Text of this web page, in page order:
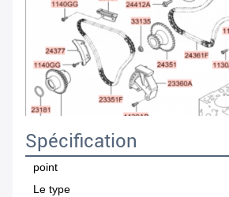
Spécification
point
Le type